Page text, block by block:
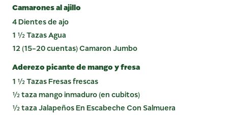
Camarones al ajillo
4 Dientes de ajo
1 ½ Tazas Agua
12 (15-20 cuentas) Camaron Jumbo
Aderezo picante de mango y fresa
1 ½ Tazas Fresas frescas
½ taza mango inmaduro (en cubitos)
½ taza Jalapeños En Escabeche Con Salmuera